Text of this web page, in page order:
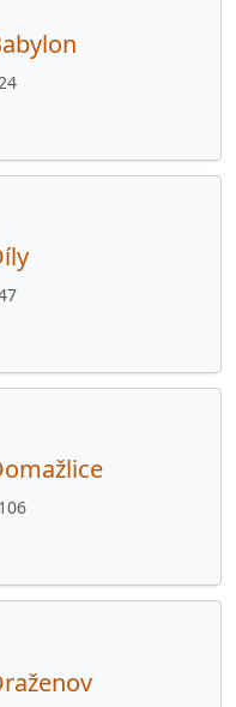
95
26
24
106